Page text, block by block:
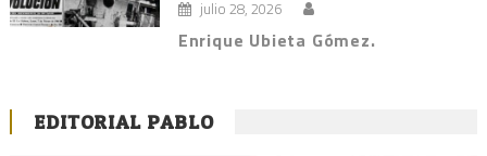
julio 28, 2026
Enrique Ubieta Gómez.
EDITORIAL PABLO